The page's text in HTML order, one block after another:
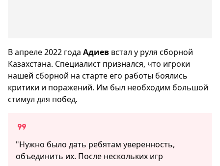
В апреле 2022 года Адиев встал у руля сборной
Казахстана. Специалист признался, что игроки
нашей сборной на старте его работы боялись
критики и поражений. Им был необходим большой
стимул для побед.
"Нужно было дать ребятам уверенность,
объединить их. После нескольких игр